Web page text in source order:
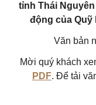
tỉnh Thái
động của Quỹ
Văn bản
Mời quý khách
PDF. Để tải